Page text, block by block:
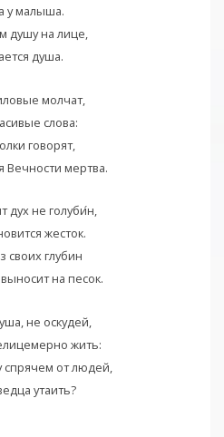
у малыша.
душу на лице,
душа.
молчат,
слова:
говорят,
Вечности мертва.
дух не голубин,
жесток.
своих глубин
на песок.
не оскудей,
жить:
спрячем от людей,
утаить?